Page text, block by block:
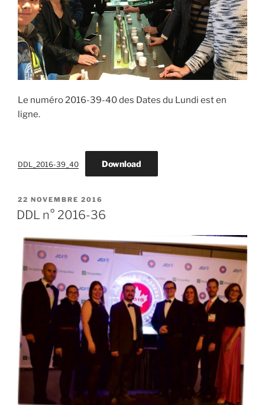
Le numéro 2016-39-40 des Dates du Lundi est en
ligne.
DDL_2016-39_40 Download
PUBLIÉ
LE
22 NOVEMBRE 2016
DDL n° 2016-36